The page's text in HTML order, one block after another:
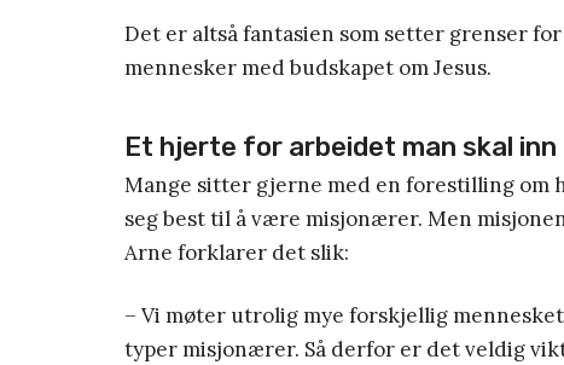
Det er altså fantasien som setter grenser
mennesker med budskapet om Jesus.
Et hjerte for arbeidet man skal inn
Mange sitter gjerne med en forestilling om
seg best til å være misjonærer. Men
Arne forklarer det slik:
– Vi møter utrolig mye forskjellig
typer misjonærer. Så derfor er det veldig